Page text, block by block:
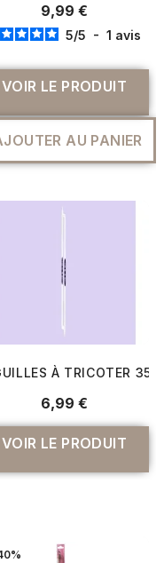
9,99 €
5/5 - 1 avis
VOIR LE PRODUIT
AU PANIER
PRYM
À TRICOTER 35
6,99 €
VOIR LE PRODUIT